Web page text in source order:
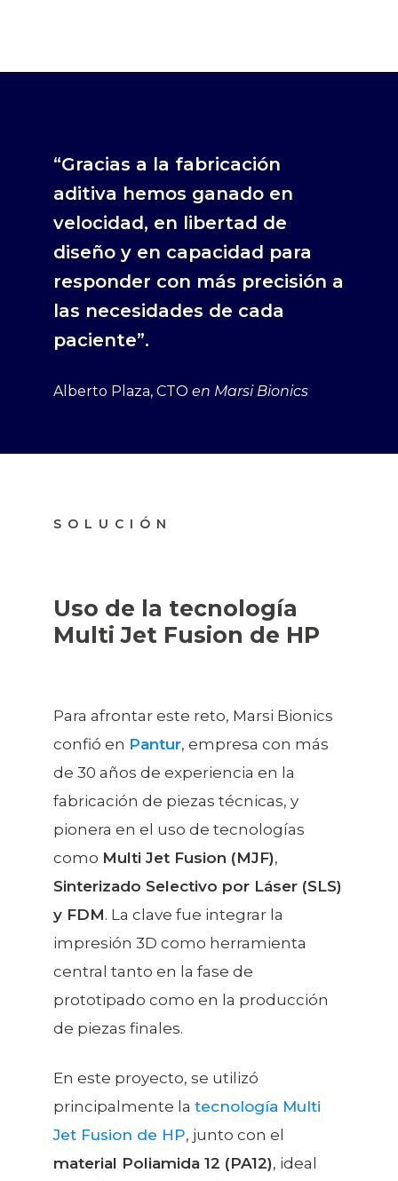
“Gracias a la fabricación
aditiva hemos ganado en
velocidad, en libertad de
diseño y en capacidad para
responder con más precisión a
las necesidades de cada
paciente”.
Alberto Plaza, CTO en Marsi Bionics
SOLUCIÓN
Uso de la tecnología
Multi Jet Fusion de HP
Para afrontar este reto, Marsi Bionics
confió en Pantur, empresa con más
de 30 años de experiencia en la
fabricación de piezas técnicas, y
pionera en el uso de tecnologías
como Multi Jet Fusion (MJF),
Sinterizado Selectivo por Láser (SLS)
y FDM. La clave fue integrar la
impresión 3D como herramienta
central tanto en la fase de
prototipado como en la producción
de piezas finales.
En este proyecto, se utilizó
principalmente la tecnología Multi
Jet Fusion de HP, junto con el
material Poliamida 12 (PA12), ideal